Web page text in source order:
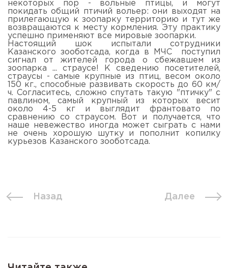
некоторых пор - вольные птицы, и могут
покидать общий птичий вольер: они выходят на
прилегающую к зоопарку территорию и тут же
возвращаются к месту кормления. Эту практику
успешно применяют все мировые зоопарки.
Настоящий шок испытали сотрудники
Казанского зооботсада, когда в МЧС поступил
сигнал от жителей города о сбежавшем из
зоопарка ... страусе! К сведению посетителей,
страусы - самые крупные из птиц, весом около
150 кг., способные развивать скорость до 60 км/
ч. Согласитесь, сложно спутать такую "птичку" с
павлином, самый крупный из которых весит
около 4-5 кг и выглядит франтовато по
сравнению со страусом. Вот и получается, что
наше невежество иногда может сыграть с нами
не очень хорошую шутку и пополнит копилку
курьезов Казанского зооботсада.
Назад Далее